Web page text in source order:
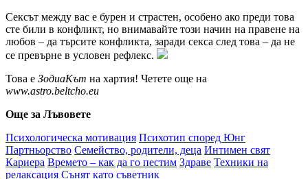
Сексът между вас е бурен и страстен, особено ако преди това
сте били в конфликт, но внимавайте този начин на правене на
любов – да търсите конфликта, заради секса след това – да не
се превърне в условен рефлекс.
Това е ЗодиаКът на хартия! Четете още на
www.astro.beltcho.eu
Още за Лъвовете
Психологическа мотивация Психотип според Юнг
Партньорство Семейство, родители, деца Интимен свят
Кариера Времето – как да го пестим Здраве Техники на
релаксация Сънят като съветник